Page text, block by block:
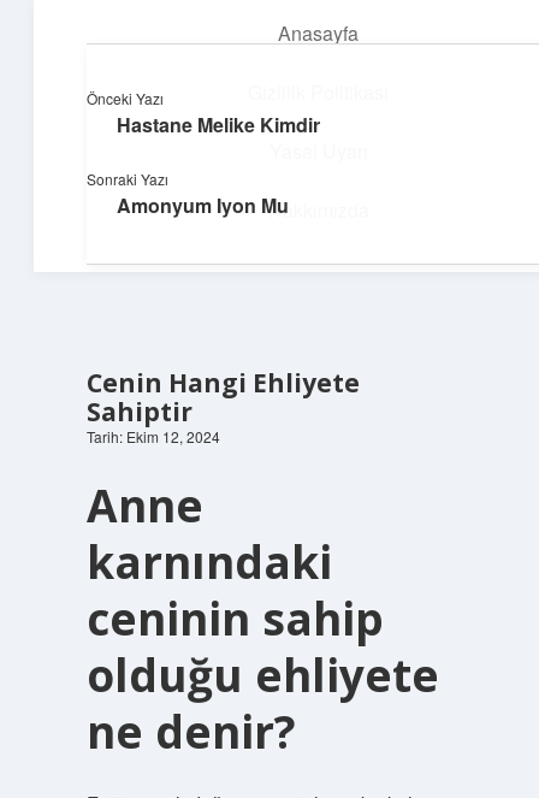
Anasayfa
Hakkımızda
Cenin Hangi Ehliyete
Sahiptir
Tarih: Ekim 12, 2024
Anne
karnındaki
ceninin sahip
olduğu ehliyete
ne denir?
Önceki Yazı
Hastane Melike Kimdir
Sonraki Yazı
Amonyum Iyon Mu